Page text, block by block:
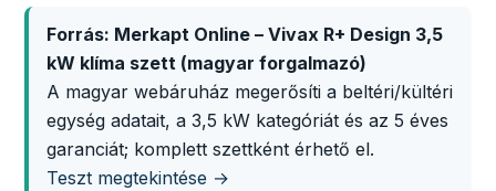
Forrás: Merkapt Online – Vivax R+ Design 3,5
kW klíma szett (magyar forgalmazó)
A magyar webáruház megerősíti a beltéri/kültéri
egység adatait, a 3,5 kW kategóriát és az 5 éves
garanciát; komplett szettként érhető el.
Teszt megtekintése →